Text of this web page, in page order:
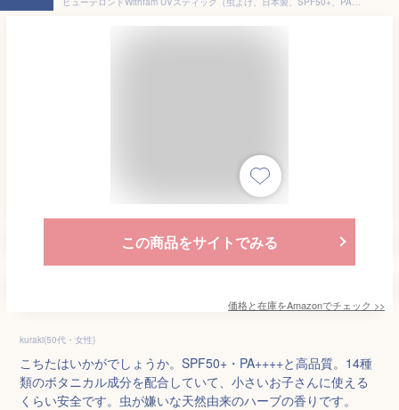
この商品をサイトでみる
価格と在庫をAmazonでチェック >>
kuraki(50代・女性)
こちたはいかがでしょうか。SPF50+・PA++++と高品質。14種
類のボタニカル成分を配合していて、小さいお子さんに使える
くらい安全です。虫が嫌いな天然由来のハーブの香りです。